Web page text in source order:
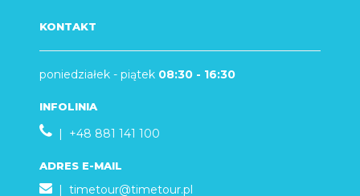
KONTAKT
poniedziałek - piątek 08:30 - 16:30
INFOLINIA
| +48 881 141 100
ADRES E-MAIL
| timetour@timetour.pl